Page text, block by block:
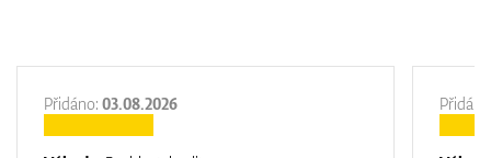
Přidáno: 03.08.2026